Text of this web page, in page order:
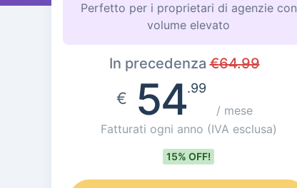
Perfetto per i proprietari di agenzie con
volume elevato
In precedenza€64.99
€54.99
/ mese
Fatturati ogni anno (IVA esclusa)
15% OFF!